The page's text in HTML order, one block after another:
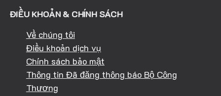
ĐIỀU KHOẢN & CHÍNH SÁCH
Về chúng tôi
Điều khoản dịch vụ
Chính sách bảo mật
Thông tin Đã đăng thông báo Bộ Công
Thương